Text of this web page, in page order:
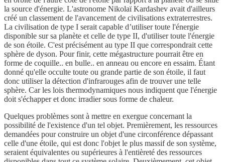
la source d'énergie. L'astronome Nikolaï Kardashev avait d'ailleurs
créé un classement de l'avancement de civilisations extraterrestres.
La civilisation de type I serait capable d’utiliser toute l'énergie
disponible sur sa planète et celle de type II, d'utiliser toute l'énergie
de son étoile. C'est précisément au type II que correspondrait cette
sphère de dyson. Pour finir, cette mégastructure pourrait être en
forme de coquille.. en bulle.. en anneau ou encore en essaim. Étant
donné qu'elle occulte toute ou grande partie de son étoile, il faut
donc utiliser la détection d'infrarouges afin de trouver une telle
sphère. Car les lois thermodynamiques nous indiquent que l'énergie
doit s'échapper et donc irradier sous forme de chaleur.
Quelques problèmes sont à mettre en exergue concernant la
possibilité de l'existence d'un tel objet. Premièrement, les ressources
demandées pour construire un objet d'une circonférence dépassant
celle d'une étoile, qui est donc l'objet le plus massif de son système,
seraient équivalentes ou supérieures à l'entièreté des ressources